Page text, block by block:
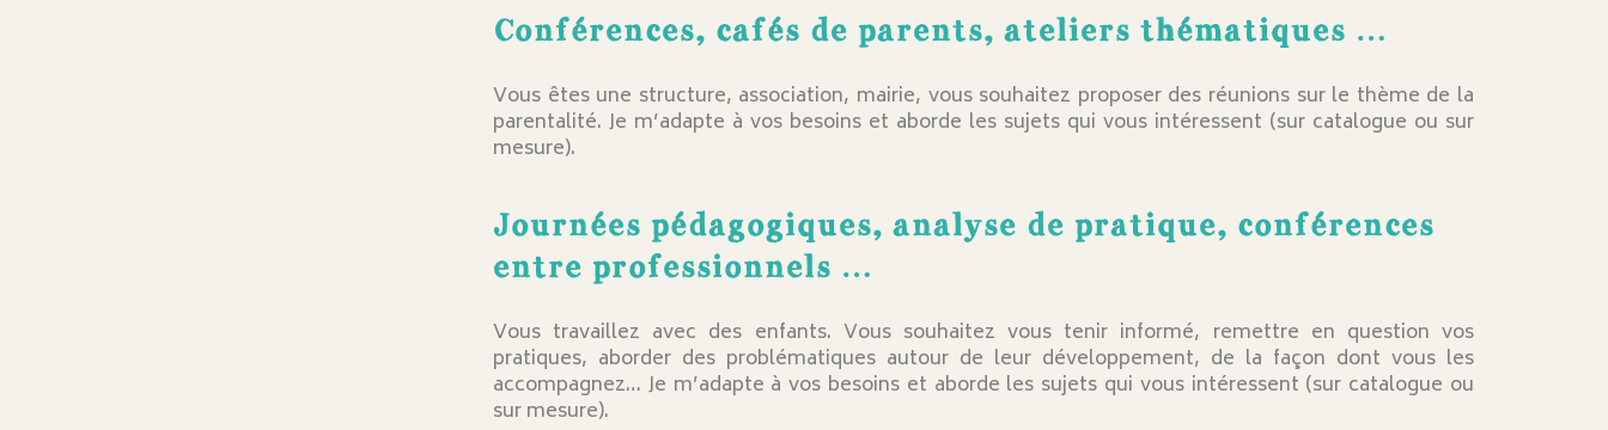
Conférences, cafés de parents, ateliers thématiques …
Vous êtes une structure, association, mairie, vous souhaitez proposer des réunions sur le thème de la
parentalité. Je m’adapte à vos besoins et aborde les sujets qui vous intéressent (sur catalogue ou sur
mesure).
Journées pédagogiques, analyse de pratique, conférences
entre professionnels …
Vous travaillez avec des enfants. Vous souhaitez vous tenir informé, remettre en question vos
pratiques, aborder des problématiques autour de leur développement, de la façon dont vous les
accompagnez… Je m’adapte à vos besoins et aborde les sujets qui vous intéressent (sur catalogue ou
sur mesure).